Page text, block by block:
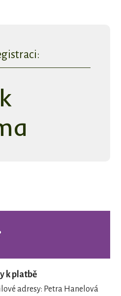
k platbě
adresy: Petra Hanelová